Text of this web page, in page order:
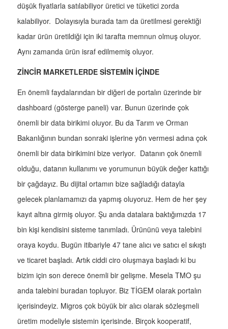
düşük fiyatlarla satılabiliyor üretici ve tüketici zorda
kalabiliyor. Dolayısıyla burada tam da üretilmesi gerektiği
kadar ürün üretildiği için iki tarafta memnun olmuş oluyor.
Aynı zamanda ürün israf edilmemiş oluyor.
ZİNCİR MARKETLERDE SİSTEMİN İÇİNDE
En önemli faydalarından bir diğeri de portalın üzerinde bir
dashboard (gösterge paneli) var. Bunun üzerinde çok
önemli bir data birikimi oluyor. Bu da Tarım ve Orman
Bakanlığının bundan sonraki işlerine yön vermesi adına çok
önemli bir data birikimini bize veriyor. Datanın çok önemli
olduğu, datanın kullanımı ve yorumunun büyük değer kattığı
bir çağdayız. Bu dijital ortamın bize sağladığı datayla
gelecek planlamamızı da yapmış oluyoruz. Hem de her şey
kayıt altına girmiş oluyor. Şu anda datalara baktığımızda 17
bin kişi kendisini sisteme tanımladı. Ürününü veya talebini
oraya koydu. Bugün itibariyle 47 tane alıcı ve satıcı el sıkıştı
ve ticaret başladı. Artık ciddi ciro oluşmaya başladı ki bu
bizim için son derece önemli bir gelişme. Mesela TMO şu
anda talebini buradan topluyor. Biz TİGEM olarak portalın
içerisindeyiz. Migros çok büyük bir alıcı olarak sözleşmeli
üretim modeliyle sistemin içerisinde. Birçok kooperatif,